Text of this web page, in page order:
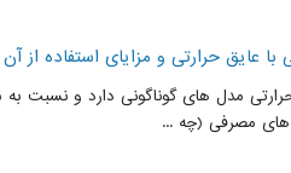
با عایق حرارتی و مزایای استفاده از آن
مدل های گوناگونی دارد و نسبت به
های مصرفی (چه ...